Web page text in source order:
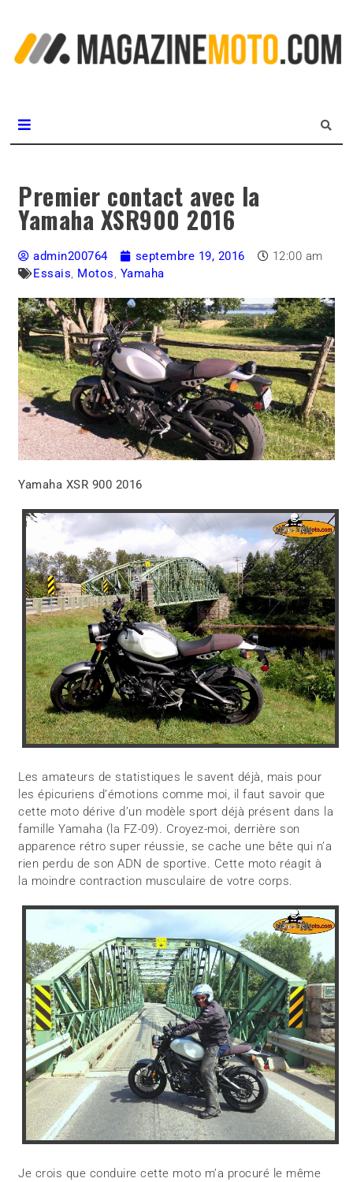
Premier contact avec la
Yamaha XSR900 2016
admin200764 septembre 19, 2016
12:00 am
Essais, Motos, Yamaha
Yamaha XSR 900 2016
Les amateurs de statistiques le savent déjà, mais pour
les épicuriens d’émotions comme moi, il faut savoir que
cette moto dérive d’un modèle sport déjà présent dans la
famille Yamaha (la FZ-09). Croyez-moi, derrière son
apparence rétro super réussie, se cache une bête qui n’a
rien perdu de son ADN de sportive. Cette moto réagit à
la moindre contraction musculaire de votre corps.
Je crois que conduire cette moto m’a procuré le même